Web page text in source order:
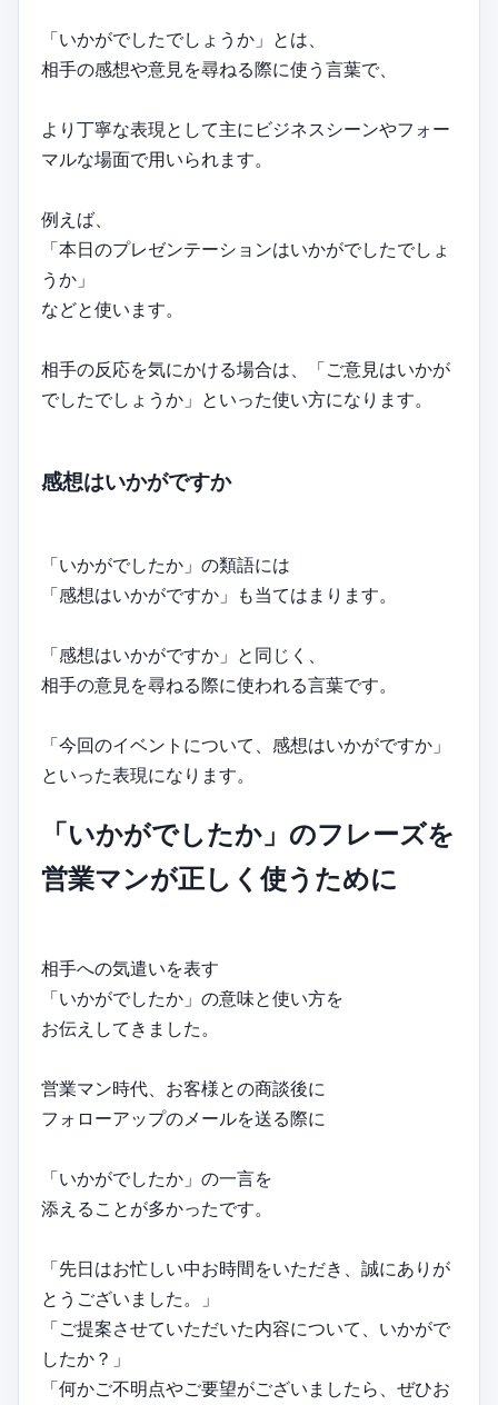
「いかがでしたでしょうか」とは、
相手の感想や意見を尋ねる際に使う言葉で、
より丁寧な表現として主にビジネスシーンやフォー
マルな場面で用いられます。
例えば、
「本日のプレゼンテーションはいかがでしたでしょ
うか」
などと使います。
相手の反応を気にかける場合は、「ご意見はいかが
でしたでしょうか」といった使い方になります。
感想はいかがですか
「いかがでしたか」の類語には
「感想はいかがですか」も当てはまります。
「感想はいかがですか」と同じく、
相手の意見を尋ねる際に使われる言葉です。
「今回のイベントについて、感想はいかがですか」
といった表現になります。
「いかがでしたか」のフレーズを
営業マンが正しく使うために
相手への気遣いを表す
「いかがでしたか」の意味と使い方を
お伝えしてきました。
営業マン時代、お客様との商談後に
フォローアップのメールを送る際に
「いかがでしたか」の一言を
添えることが多かったです。
「先日はお忙しい中お時間をいただき、誠にありが
とうございました。」
「ご提案させていただいた内容について、いかがで
したか？」
「何かご不明点やご要望がございましたら、ぜひお